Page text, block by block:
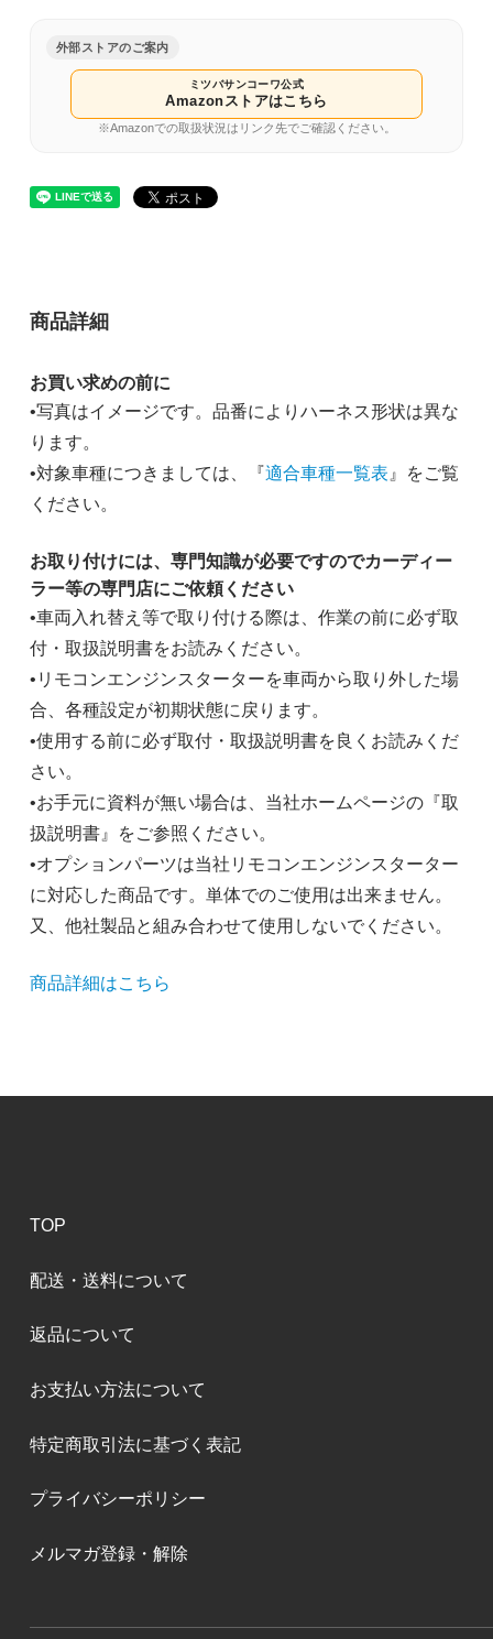
外部ストアのご案内
ミツバサンコーワ公式
Amazonストアはこちら
※Amazonでの取扱状況はリンク先でご確認ください。
商品詳細
お買い求めの前に
•写真はイメージです。品番によりハーネス形状は異な
ります。
•対象車種につきましては、『適合車種一覧表 』をご覧
ください。
お取り付けには、専門知識が必要ですのでカーディー
ラー等の専門店にご依頼ください
•車両入れ替え等で取り付ける際は、作業の前に必ず取
付・取扱説明書をお読みください。
•リモコンエンジンスターターを車両から取り外した場
合、各種設定が初期状態に戻ります。
•使用する前に必ず取付・取扱説明書を良くお読みくだ
さい。
•お手元に資料が無い場合は、当社ホームページの『取
扱説明書』をご参照ください。
•オプションパーツは当社リモコンエンジンスターター
に対応した商品です。単体でのご使用は出来ません。
又、他社製品と組み合わせて使用しないでください。
商品詳細はこちら
TOP
配送・送料について
返品について
お支払い方法について
特定商取引法に基づく表記
プライバシーポリシー
メルマガ登録・解除